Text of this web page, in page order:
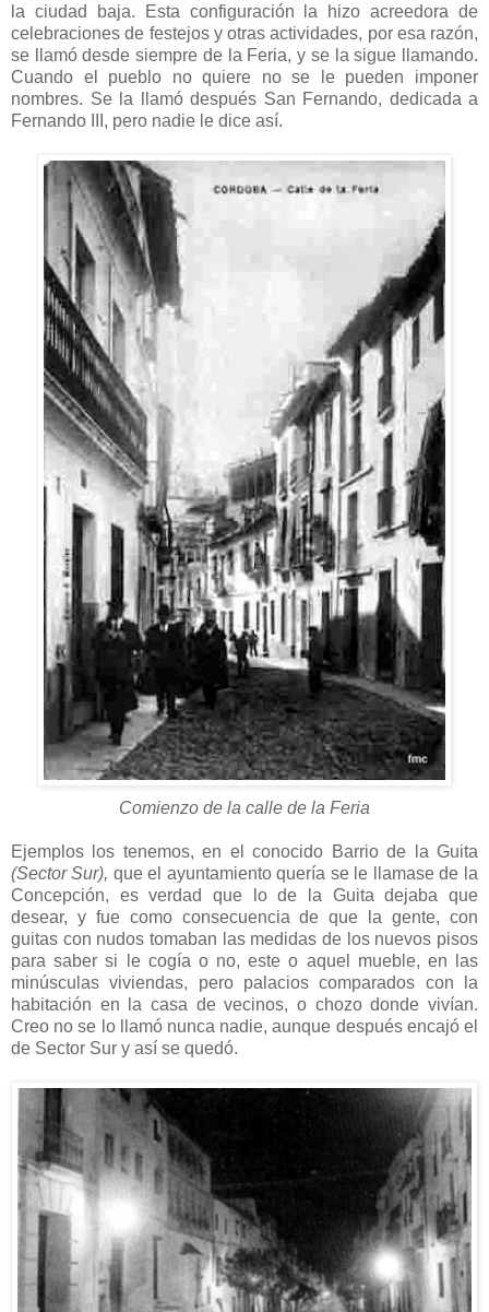
la ciudad baja. Esta configuración la hizo acreedora de
celebraciones de festejos y otras actividades, por esa razón,
se llamó desde siempre de la Feria, y se la sigue llamando.
Cuando el pueblo no quiere no se le pueden imponer
nombres. Se la llamó después San Fernando, dedicada a
Fernando III, pero nadie le dice así.
Comienzo de la calle de la Feria
Ejemplos los tenemos, en el conocido Barrio de la Guita
(Sector Sur), que el ayuntamiento quería se le llamase de la
Concepción, es verdad que lo de la Guita dejaba que
desear, y fue como consecuencia de que la gente, con
guitas con nudos tomaban las medidas de los nuevos pisos
para saber si le cogía o no, este o aquel mueble, en las
minúsculas viviendas, pero palacios comparados con la
habitación en la casa de vecinos, o chozo donde vivían.
Creo no se lo llamó nunca nadie, aunque después encajó el
de Sector Sur y así se quedó.